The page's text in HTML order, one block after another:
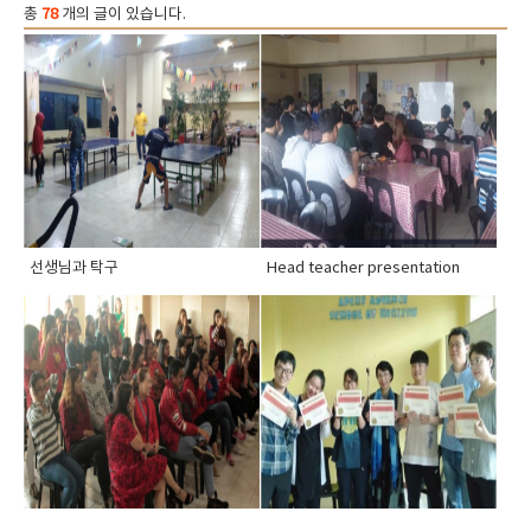
총 78개의 글이 있습니다.
선생님과 탁구 Head teacher presentation